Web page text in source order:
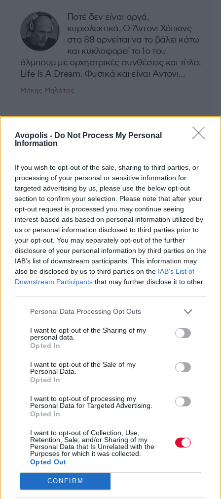
Avopolis - Do Not Process My Personal
Information
If you wish to opt-out of the sale, sharing to third parties, or
processing of your personal or sensitive information for
targeted advertising by us, please use the below opt-out
section to confirm your selection. Please note that after your
opt-out request is processed you may continue seeing
interest-based ads based on personal information utilized by
us or personal information disclosed to third parties prior to
your opt-out. You may separately opt-out of the further
disclosure of your personal information by third parties on the
IAB’s list of downstream participants. This information may
also be disclosed by us to third parties on the IAB’s List of
Downstream Participants that may further disclose it to other
Personal Data Processing Opt Outs
I want to opt-out of the Sharing of my
personal data.
Opted In
I want to opt-out of the Sale of my
Personal Data.
Opted In
I want to opt-out of processing my
Personal Data for Targeted Advertising.
Opted In
I want to opt-out of Collection, Use,
Retention, Sale, and/or Sharing of my
Personal Data that Is Unrelated with the
Purposes for which it was collected.
Opted Out
CONFIRM
Ποτέ δεν είναι αργά,
κυριολεκτικά. Ο Άντονι Χόπκινς
στα 88 αρνείται να το βάλει κάτω
και κυκλοφορεί το 1ο του
άλμπουμ με ορχηστρικές συνθέσεις και τίτλο:
Life Is A Dream. Φυσικά και είναι Άντονι...
Μάκης Μηλάτος